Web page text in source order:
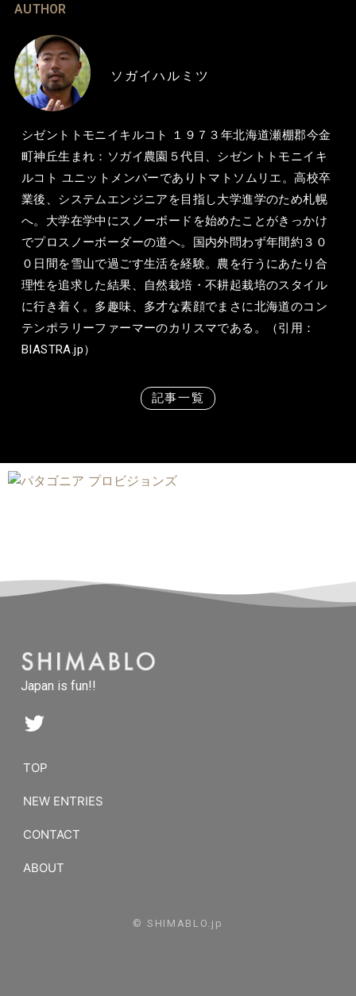
AUTHOR
ソガイハルミツ
シゼントトモニイキルコト １９７３年北海道瀬棚郡今金
町神丘生まれ：ソガイ農園５代目、シゼントトモニイキ
ルコト ユニットメンバーでありトマトソムリエ。高校卒
業後、システムエンジニアを目指し大学進学のため札幌
へ。大学在学中にスノーボードを始めたことがきっかけ
でプロスノーボーダーの道へ。国内外問わず年間約３０
０日間を雪山で過ごす生活を経験。農を行うにあたり合
理性を追求した結果、自然栽培・不耕起栽培のスタイル
に行き着く。多趣味、多才な素顔でまさに北海道のコン
テンポラリーファーマーのカリスマである。（引用：
BIASTRA.jp）
記事一覧
Japan is fun!!
TOP
NEW ENTRIES
CONTACT
ABOUT
© SHIMABLO.jp